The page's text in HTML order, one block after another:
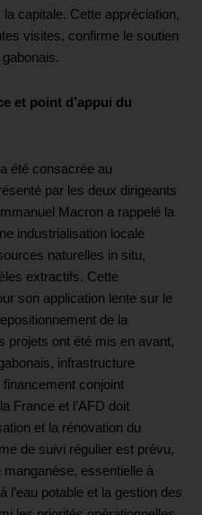
capitale. Cette appréciation,
visites, confirme le soutien
et point d’appui du
été consacrée au
par les deux dirigeants
Macron a rappelé la
industrialisation locale
naturelles in situ,
extractifs. Cette
son application lente sur le
de la
projets ont été mis en avant,
infrastructure
conjoint
France et l’AFD doit
et la rénovation du
de suivi régulier est prévu,
essentielle à
l’eau potable et la gestion des